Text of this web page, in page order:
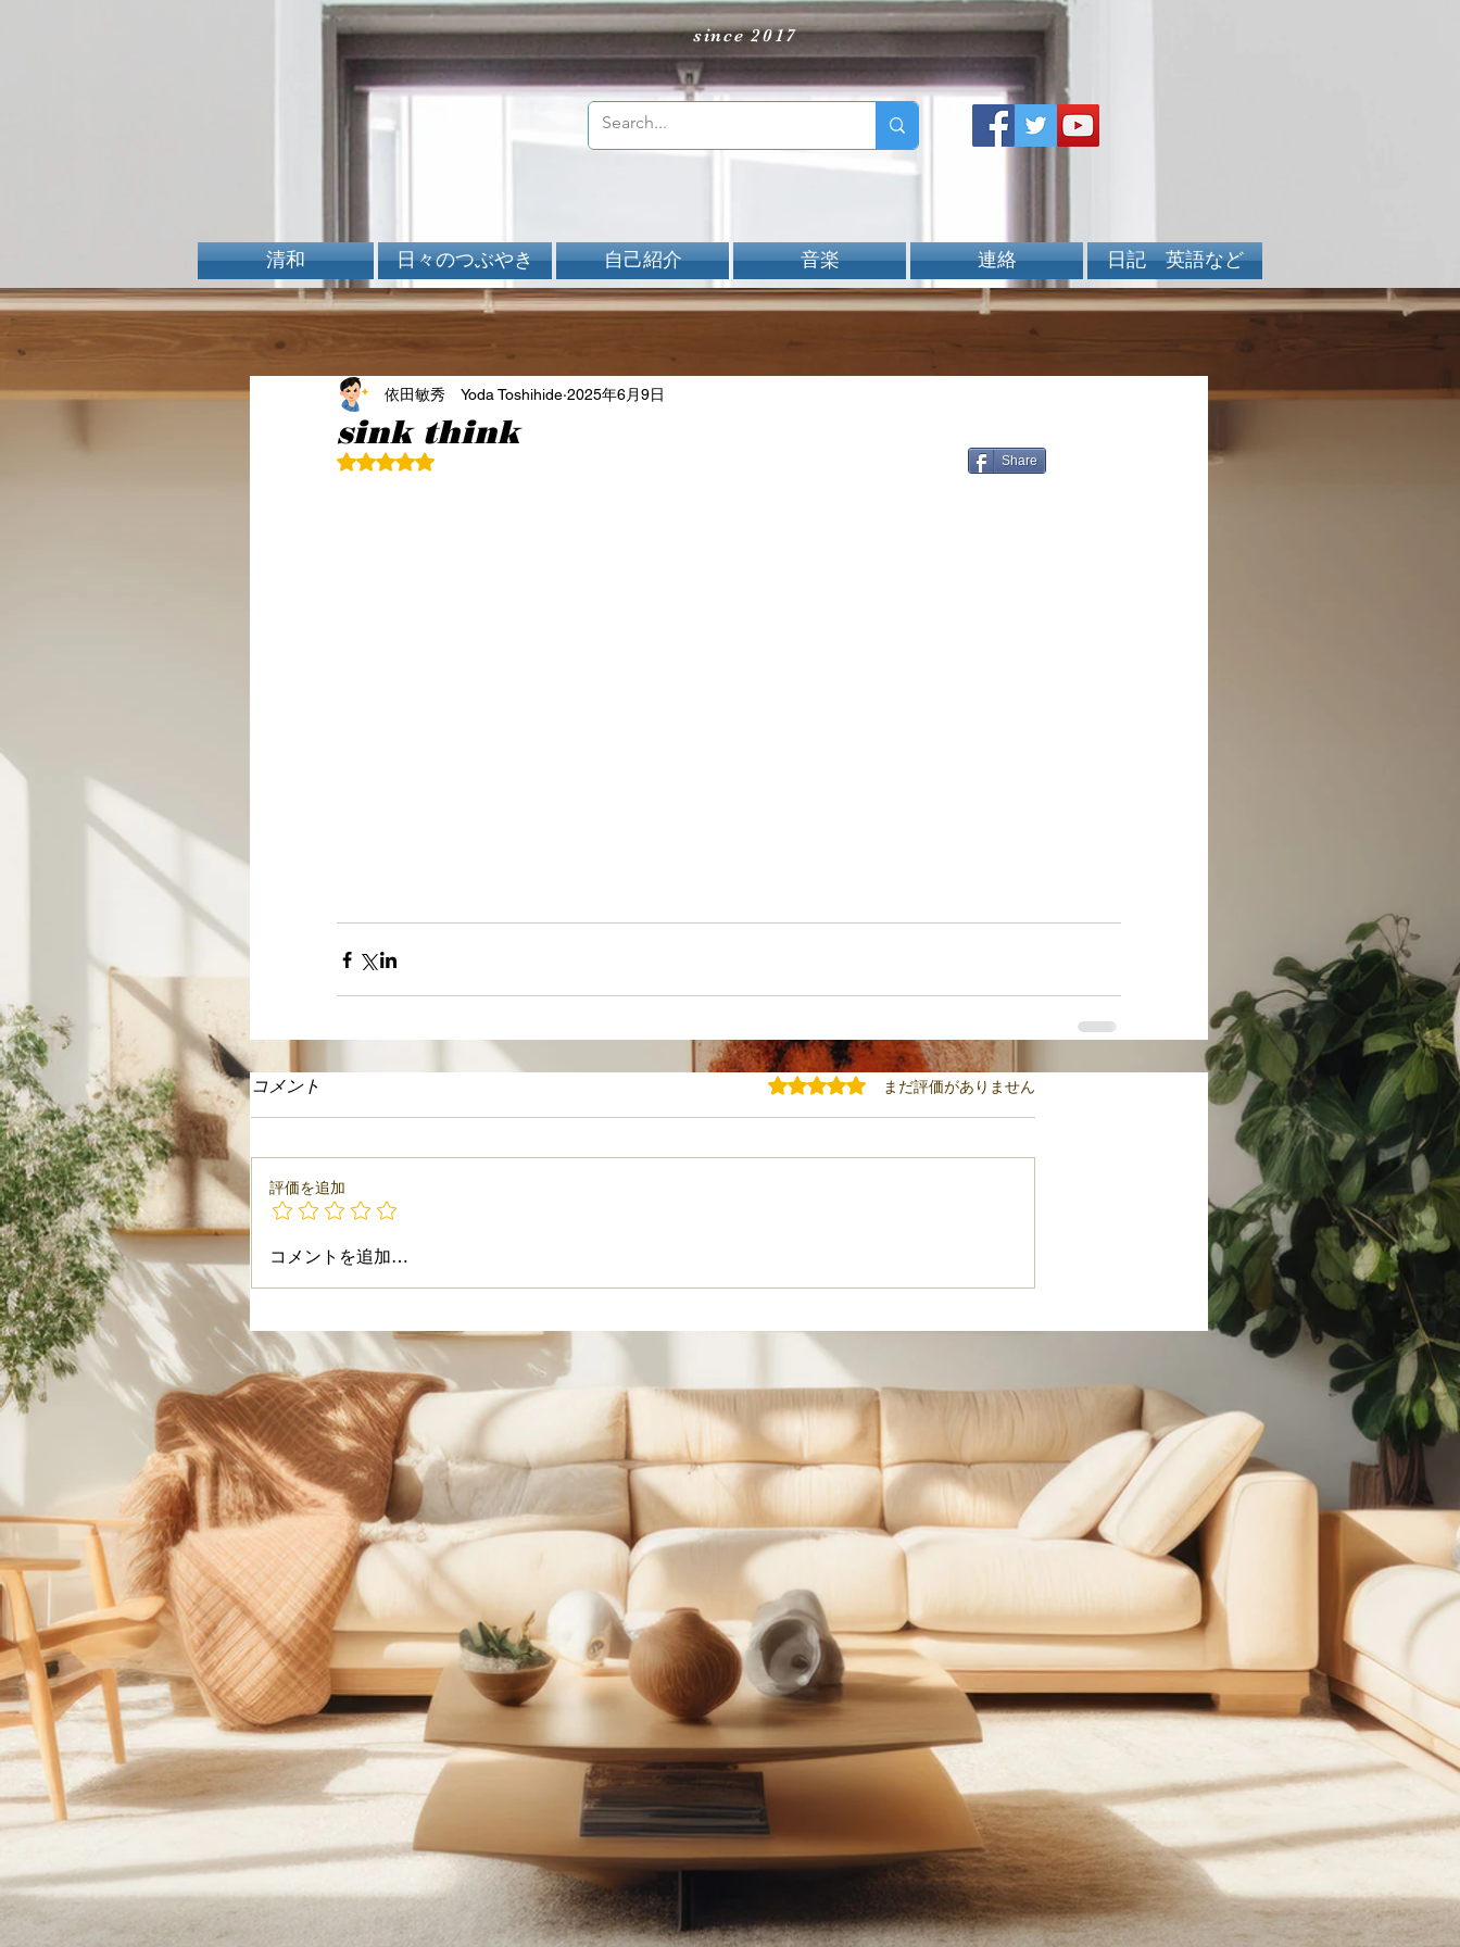
since 2017
清和 日々のつぶやき 自己紹介 音楽 連絡 日記 英語など
sink think
依田敏秀 Yoda Toshihide 2025年6月9日
5つ星のうちNaNと評価されています。
コメント 5つ星のうち0と評価されています。
まだ評価がありません
評価を追加
コメントを追加…
Share